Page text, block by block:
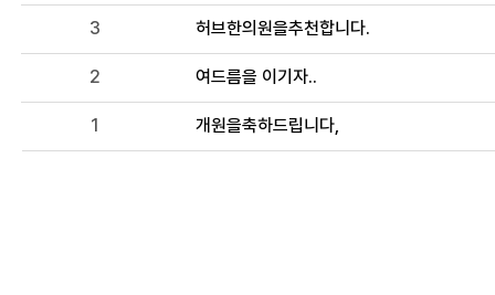
3 허브한의원을추천합니다.
2 여드름을 이기자..
1 개원을축하드립니다,